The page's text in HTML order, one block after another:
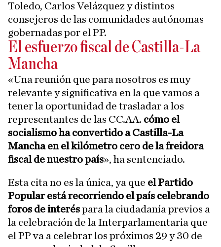
Toledo, Carlos Velázquez y distintos
consejeros de las comunidades autónomas
gobernadas por el PP.
El esfuerzo fiscal de Castilla-La
Mancha
«Una reunión que para nosotros es muy
relevante y significativa en la que vamos a
tener la oportunidad de trasladar a los
representantes de las CC.AA. cómo el
socialismo ha convertido a Castilla-La
Mancha en el kilómetro cero de la freidora
fiscal de nuestro país», ha sentenciado.
Esta cita no es la única, ya que el Partido
Popular está recorriendo el país celebrando
foros de interéspara la ciudadanía previos a
la celebración de la Interparlamentaria que
el PP va a celebrar los próximos 29 y 30 de